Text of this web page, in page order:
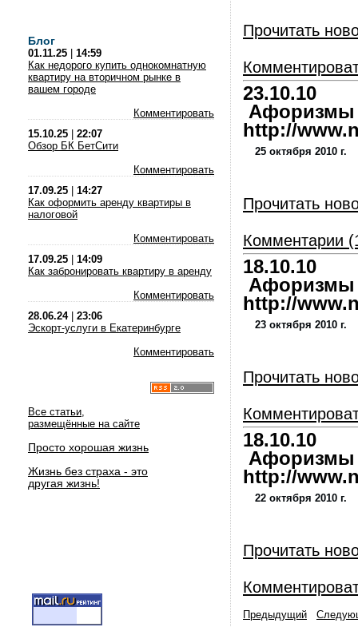
Блог
01.11.25
14:59
Как недорого купить однокомнатную
квартиру на вторичном рынке в
вашем городе
Комментировать
15.10.25
22:07
Обзор БК БетСити
Комментировать
17.09.25
14:27
Как оформить аренду квартиры в
налоговой
Комментировать
17.09.25
14:09
Как забронировать квартиру в аренду
Комментировать
28.06.24| 23:06
Эскорт-услуги в Екатеринбурге
Комментировать
Все статьи,
размещённые на сайте
Просто хорошая жизнь
Жизнь без страха - это
другая жизнь!
Прочитать
23.10.10
Афоризмы
http://
25 октября 2010 г.
Прочитать
Комментарии
18.10.10
Афоризмы
http://
23 октября 2010 г.
Прочитать
18.10.10
Афоризмы
http://
22 октября 2010 г.
Прочитать
Предыдущий